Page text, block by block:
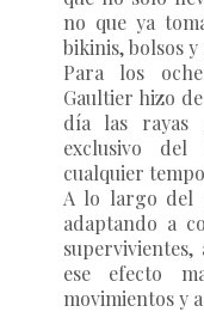
no que ya
bikinis, bolsos
Para los
Gaultier hizo
día las
exclusivo
cualquier
A lo largo del
adaptando a
ese efecto
movimientos y